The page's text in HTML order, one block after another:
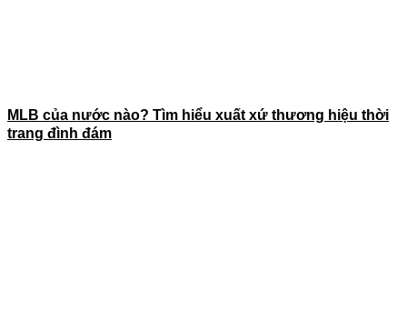
MLB của nước nào? Tìm hiểu xuất xứ thương hiệu thời
trang đình đám